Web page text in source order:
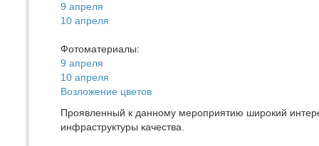
9 апреля
10 апреля
Фотоматериалы:
9 апреля
10 апреля
Возложение цветов
Проявленный к данному мероприятию широкий
инфраструктуры качества.